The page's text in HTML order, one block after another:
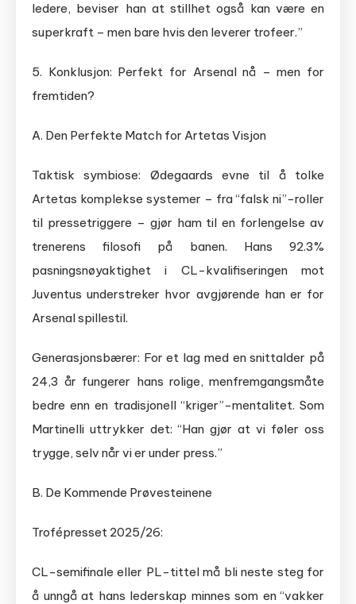
ledere, beviser han at stillhet også kan være en
superkraft – men bare hvis den leverer trofeer.”
5. Konklusjon: Perfekt for Arsenal nå – men for
fremtiden?
A. Den Perfekte Match for Artetas Visjon
Taktisk symbiose: Ødegaards evne til å tolke
Artetas komplekse systemer – fra “falsk ni”-roller
til pressetriggere – gjør ham til en forlengelse av
trenerens filosofi på banen. Hans 92.3%
pasningsnøyaktighet i CL-kvalifiseringen mot
Juventus understreker hvor avgjørende han er for
Arsenal spillestil.
Generasjonsbærer: For et lag med en snittalder på
24,3 år fungerer hans rolige, menfremgangsmåte
bedre enn en tradisjonell “kriger”-mentalitet. Som
Martinelli uttrykker det: “Han gjør at vi føler oss
trygge, selv når vi er under press.”
B. De Kommende Prøvesteinene
Trofépresset 2025/26:
CL-semifinale eller PL-tittel må bli neste steg for
å unngå at hans lederskap minnes som en “vakker